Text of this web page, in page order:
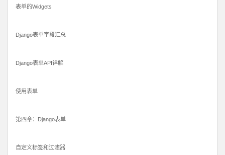
表单的Widgets
Django表单字段汇总
Django表单API详解
使用表单
第四章：Django表单
自定义标签和过滤器